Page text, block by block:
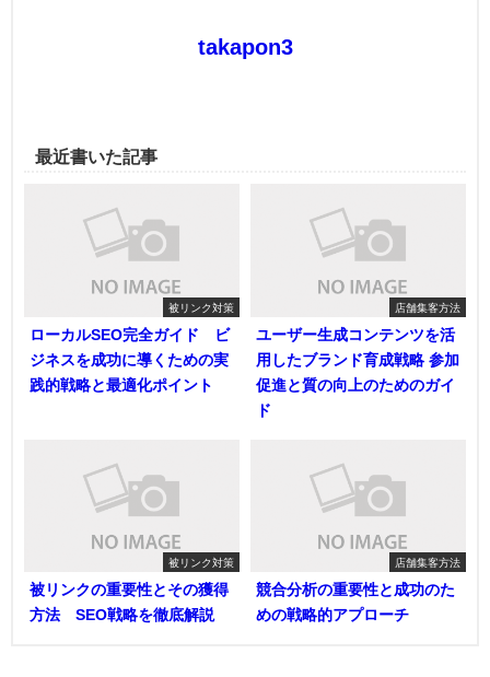
takapon3
最近書いた記事
被リンク対策
ローカルSEO完全ガイド ビ
ジネスを成功に導くための実
践的戦略と最適化ポイント
店舗集客方法
ユーザー生成コンテンツを活
用したブランド育成戦略 参加
促進と質の向上のためのガイ
ド
被リンク対策
被リンクの重要性とその獲得
方法 SEO戦略を徹底解説
店舗集客方法
競合分析の重要性と成功のた
めの戦略的アプローチ